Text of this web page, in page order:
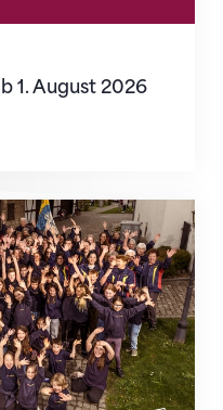
1. August 2026